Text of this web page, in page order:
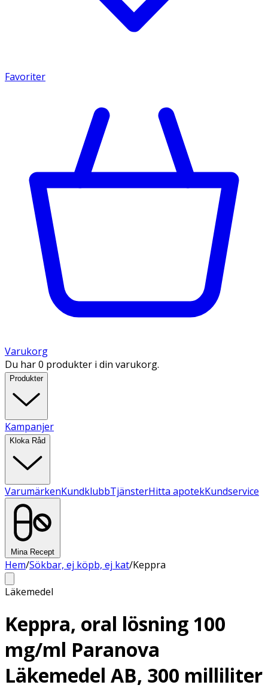
Favoriter
Varukorg
Du har 0 produkter i din varukorg.
Produkter
Kampanjer
Kloka Råd
VarumärkenKundklubbTjänsterHitta apotekKundservice
Mina Recept
Hem/Sökbar, ej köpb, ej kat/Keppra
Läkemedel
Keppra, oral lösning 100
mg/ml Paranova
Läkemedel AB, 300 milliliter